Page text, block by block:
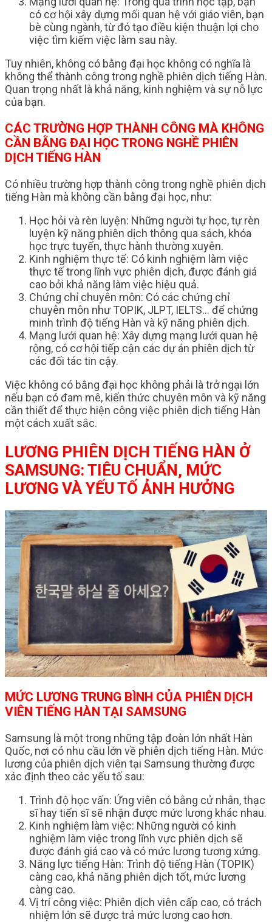
có cơ hội xây dựng mối quan hệ với giáo viên, bạn
bè cùng ngành, từ đó tạo điều kiện thuận lợi cho
việc tìm kiếm việc làm sau này.
Tuy nhiên, không có bằng đại học không có nghĩa là
không thể thành công trong nghề phiên dịch tiếng Hàn.
Quan trọng nhất là khả năng, kinh nghiệm và sự nỗ lực
của bạn.
CÁC TRƯỜNG HỢP THÀNH CÔNG MÀ KHÔNG
CẦN BẰNG ĐẠI HỌC TRONG NGHỀ PHIÊN
DỊCH TIẾNG HÀN
Có nhiều trường hợp thành công trong nghề phiên dịch
tiếng Hàn mà không cần bằng đại học, như:
Học hỏi và rèn luyện: Những người tự học, tự rèn
luyện kỹ năng phiên dịch thông qua sách, khóa
học trực tuyến, thực hành thường xuyên.
Kinh nghiệm thực tế: Có kinh nghiệm làm việc
thực tế trong lĩnh vực phiên dịch, được đánh giá
cao bởi khả năng làm việc hiệu quả.
Chứng chỉ chuyên môn: Có các chứng chỉ
chuyên môn như TOPIK, JLPT, IELTS… để chứng
minh trình độ tiếng Hàn và kỹ năng phiên dịch.
Mạng lưới quan hệ: Xây dựng mạng lưới quan hệ
rộng, có cơ hội tiếp cận các dự án phiên dịch từ
các đối tác tin cậy.
Việc không có bằng đại học không phải là trở ngại lớn
nếu bạn có đam mê, kiến thức chuyên môn và kỹ năng
cần thiết để thực hiện công việc phiên dịch tiếng Hàn
một cách xuất sắc.
LƯƠNG PHIÊN DỊCH TIẾNG HÀN Ở
SAMSUNG: TIÊU CHUẨN, MỨC
LƯƠNG VÀ YẾU TỐ ẢNH HƯỞNG
MỨC LƯƠNG TRUNG BÌNH CỦA PHIÊN DỊCH
VIÊN TIẾNG HÀN TẠI SAMSUNG
Samsung là một trong những tập đoàn lớn nhất Hàn
Quốc, nơi có nhu cầu lớn về phiên dịch tiếng Hàn. Mức
lương của phiên dịch viên tại Samsung thường được
xác định theo các yếu tố sau:
Trình độ học vấn: Ứng viên có bằng cử nhân, thạc
sĩ hay tiến sĩ sẽ nhận được mức lương khác nhau.
Kinh nghiệm làm việc: Những người có kinh
nghiệm làm việc trong lĩnh vực phiên dịch sẽ
được đánh giá cao và có mức lương tương xứng.
Năng lực tiếng Hàn: Trình độ tiếng Hàn (TOPIK)
càng cao, khả năng phiên dịch tốt, mức lương
càng cao.
Vị trí công việc: Phiên dịch viên cấp cao, có trách
nhiệm lớn sẽ được trả mức lương cao hơn.